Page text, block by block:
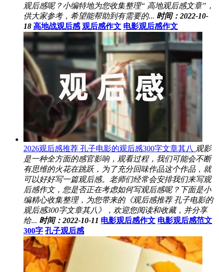
观后感呢？小编特地为您收集整理“ 高地观后感文章”，
供大家参考，希望能帮助到有需要的... 时间：2022-10-
18 高地战观后感 观后感作文 电影观后感作文
2026观后感推荐 孔子电影的观后感300字文章其八 观影
是一种全方面的感官影响，观看过程，我们可能会不断
有思维的火花在跳跃，为了充分回味作品这个作品，就
可以好好写一篇观后感。老师们经常会安排我们来写观
后感作文，您是否正在考虑如何写观后感呢？下面是小
编精心收集整理，为您带来的《观后感推荐 孔子电影的
观后感300字文章其八》，欢迎您阅读和收藏，并分享
给... 时间：2022-10-11 电影观后感作文 电影观后感范文
300字 孔子观后感